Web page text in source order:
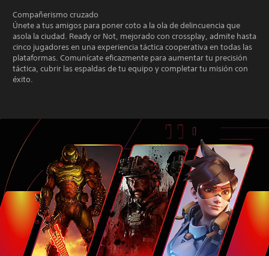
Compañerismo cruzado
Únete a tus amigos para poner coto a la ola de delincuencia que
asola la ciudad. Ready or Not, mejorado con crossplay, admite hasta
cinco jugadores en una experiencia táctica cooperativa en todas las
plataformas. Comunícate eficazmente para aumentar tu precisión
táctica, cubrir las espaldas de tu equipo y completar tu misión con
éxito.